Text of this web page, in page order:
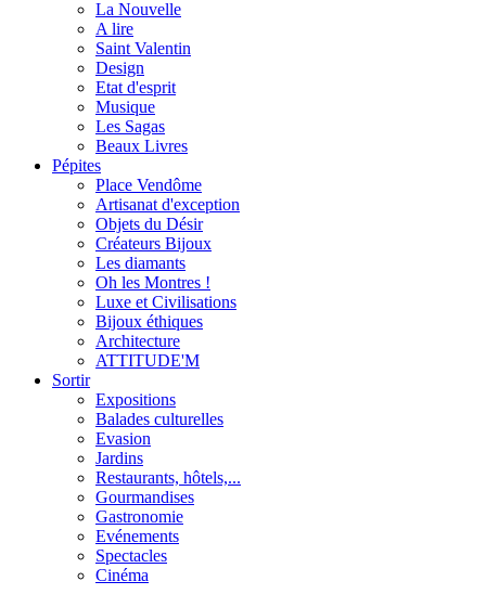
La Nouvelle
A lire
Saint Valentin
Design
Etat d'esprit
Musique
Les Sagas
Beaux Livres
Pépites
Place Vendôme
Artisanat d'exception
Objets du Désir
Créateurs Bijoux
Les diamants
Oh les Montres !
Luxe et Civilisations
Bijoux éthiques
Architecture
ATTITUDE'M
Sortir
Expositions
Balades culturelles
Evasion
Jardins
Restaurants, hôtels,...
Gourmandises
Gastronomie
Evénements
Spectacles
Cinéma